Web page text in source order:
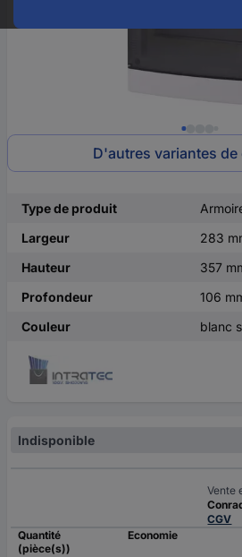
D'autres variantes
Type de produit
Largeur
283
Hauteur
357
Profondeur
106
Couleur
blanc
Indisponible
Vente
CGV
Quantité
(pièce(s))
Economie